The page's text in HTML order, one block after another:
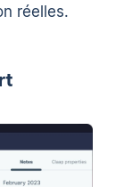
réelles.